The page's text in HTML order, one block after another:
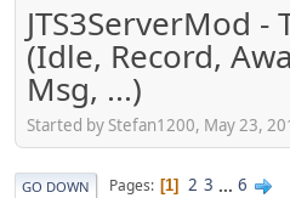
JTS3ServerMod -
(Idle, Record,
Msg, ...)
Started by Stefan1200, May 23,
GO DOWN Pages 1 2 3 ... 6